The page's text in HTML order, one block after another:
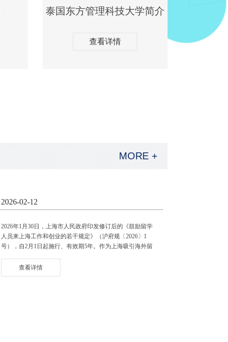
泰国东方管理科技大学简介
查看详情
MORE +
2026-02-12
2026年1月30日，上海市人民政府印发修订后的《鼓励留学
人员来上海工作和创业的若干规定》（沪府规〔2026〕1
号），自2月1日起施行、有效期5年。作为上海吸引海外留
持、待遇保障等关键领域优化升级，延续核心方针、推出精
准举措，为留学人员来沪工作创业搭建全链条支持体系。
查看详情